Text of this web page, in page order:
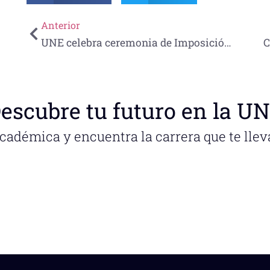
Anterior
UNE celebra ceremonia de Imposición de Cofias y Listones para estudiantes de Enfermería
tu futuro en la
y encuentra la carrera que te